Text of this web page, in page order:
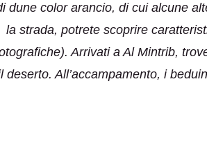
dune color arancio, di cui alcune
la strada, potrete scoprire
Arrivati a Al Mintrib,
deserto. All’accampamento, i